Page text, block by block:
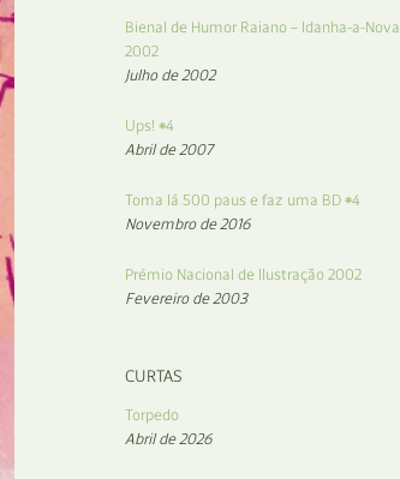
Bienal de Humor Raiano – Idanha-a-Nova
2002
Julho de 2002
Ups! #4
Abril de 2007
Toma lá 500 paus e faz uma BD #4
Novembro de 2016
Prémio Nacional de Ilustração 2002
Fevereiro de 2003
CURTAS
Torpedo
Abril de 2026